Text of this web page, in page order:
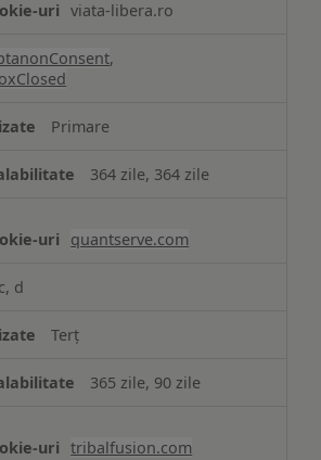
viata-libera.ro
,
Primare
364 zile, 364 zile
quantserve.com
d
Terț
365 zile, 90 zile
tribalfusion.com